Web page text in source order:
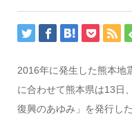
2016年に発生した熊本地
に合わせて熊本県は13日
復興のあゆみ」を発行した